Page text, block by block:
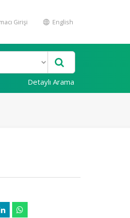
Girişi English
Detaylı Arama